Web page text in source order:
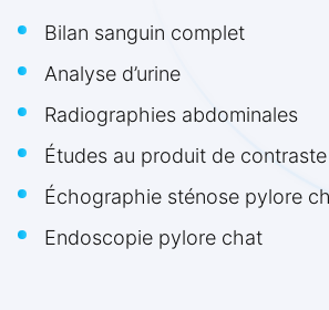
Bilan sanguin complet
Analyse d’urine
Radiographies abdominales
Études au produit de contraste
Échographie sténose pylore
Endoscopie pylore chat